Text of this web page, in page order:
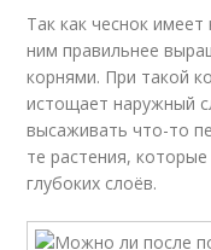
Так как чеснок
ним правильнее
корнями. При такой
истощает наружный
высаживать что-то
те растения,
глубоких слоёв.